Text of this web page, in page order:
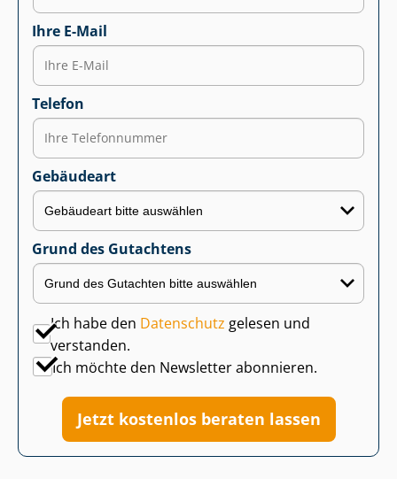
Ihre E-Mail
Telefon
Gebäudeart
Grund des Gutachtens
Ich habe den Datenschutz gelesen und
verstanden.
Ich möchte den Newsletter abonnieren.
Jetzt kostenlos beraten lassen